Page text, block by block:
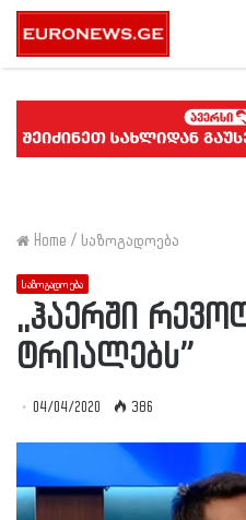
Home / საზოგადოება
საზოგადოება
,,ჰაერში
ტრიალებს”
04/04/2020 386